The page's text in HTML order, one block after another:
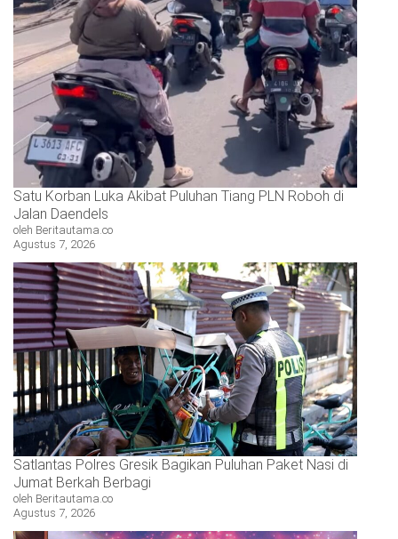
Satu Korban Luka Akibat Puluhan Tiang PLN Roboh di
Jalan Daendels
oleh Beritautama.co
Agustus 7, 2026
Satlantas Polres Gresik Bagikan Puluhan Paket Nasi di
Jumat Berkah Berbagi
oleh Beritautama.co
Agustus 7, 2026